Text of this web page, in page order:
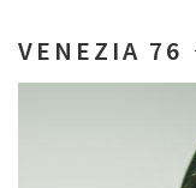
VENEZIA 76